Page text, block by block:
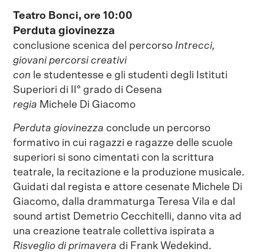
Teatro Bonci, ore 10:00
Perduta giovinezza
conclusione scenica del percorso Intrecci,
giovani percorsi creativi
con le studentesse e gli studenti degli Istituti
Superiori di II° grado di Cesena
regia Michele Di Giacomo
Perduta giovinezza conclude un percorso
formativo in cui ragazzi e ragazze delle scuole
superiori si sono cimentati con la scrittura
teatrale, la recitazione e la produzione musicale.
Guidati dal regista e attore cesenate Michele Di
Giacomo, dalla drammaturga Teresa Vila e dal
sound artist Demetrio Cecchitelli, danno vita ad
una creazione teatrale collettiva ispirata a
Risveglio di primavera di Frank Wedekind.